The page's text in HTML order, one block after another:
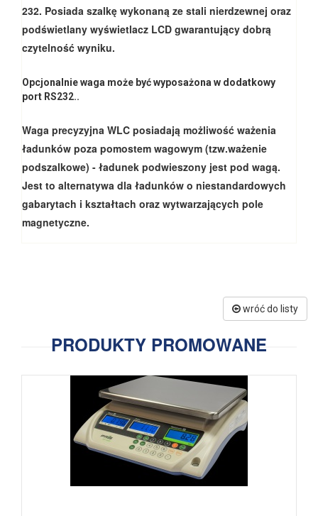
232. Posiada szalkę wykonaną ze stali nierdzewnej oraz
podświetlany wyświetlacz LCD gwarantujący dobrą
czytelność wyniku.
Opcjonalniewaga może być wyposażona w dodatkowy
port RS232..
Waga precyzyjna WLC posiadają możliwość ważenia
ładunków poza pomostem wagowym (tzw.ważenie
podszalkowe) - ładunek podwieszony jest pod wagą.
Jest to alternatywa dla ładunków o niestandardowych
gabarytach i kształtach oraz wytwarzających pole
magnetyczne.
wróć do listy
PRODUKTY PROMOWANE